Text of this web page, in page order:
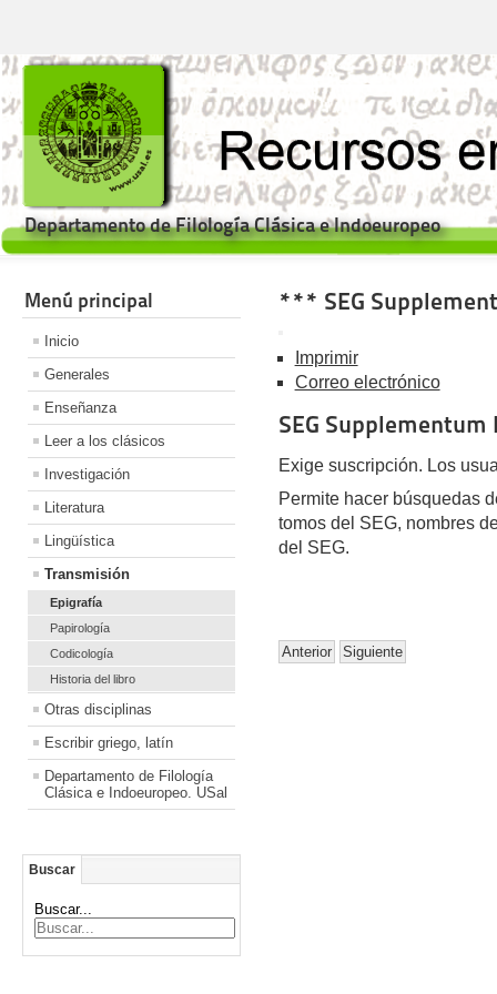
Departamento de Filología Clásica e Indoeuropeo
Menú principal
Inicio
Generales
Enseñanza
Leer a los clásicos
Investigación
Literatura
Lingüística
Transmisión
Epigrafía
Papirología
Codicología
Historia del libro
Otras disciplinas
Escribir griego, latín
Departamento de Filología
Clásica e Indoeuropeo. USal
Buscar
Buscar...
*** SEG
Imprimir
Correo electrónico
SEG
Exige suscripción. Los
Permite hacer búsquedas
tomos del SEG, nombres
del SEG.
Anterior Siguiente